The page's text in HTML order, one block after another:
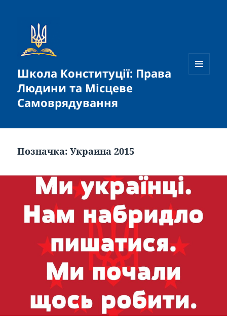
Школа Конституції: Права
Людини та Місцеве
Самоврядування
Позначка:Украина 2015